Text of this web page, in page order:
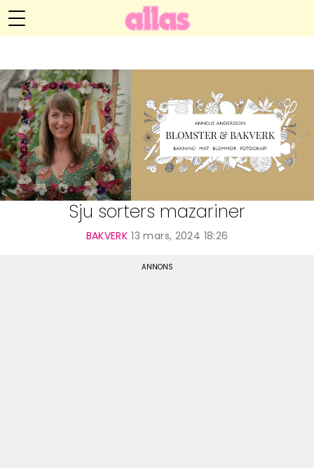
Hälsa
Relationer
Handarbete
Annelie Anderssons blogg
Hem
Om Annelie
Kategorier
Arkiv
Webshop
Sju sorters mazariner
BAKVERK 13 mars, 2024 18:26